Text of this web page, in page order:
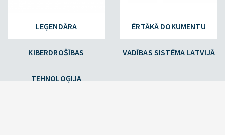
LEĢENDĀRA
KIBERDROŠĪBAS
TEHNOLOĢIJA
ĒRTĀKĀ DOKUMENTU
VADĪBAS SISTĒMA LATVIJĀ